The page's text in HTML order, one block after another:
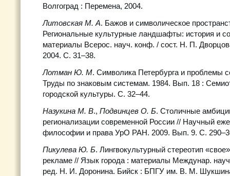
Волгоград : Перемена, 2004.
Литовская М. А. Бажов и символическое
Региональные культурные ландшафты: история и
материалы Всерос. науч. конф. / сост. Н. П.
2004. С. 31–38.
Лотман Ю. М. Символика Петербурга и проблемы
Труды по знаковым системам. 1984. Вып. 18 :
городской культуры. С. 32–44.
Назукина М. В., Подвинцев О. Б. Столичные
регионализации современной России // Научный
философии и права УрО РАН. 2009. Вып. 9. С.
Пикулева Ю. Б. Лингвокультурный стереотип
рекламе // Язык города : материалы Междунар.
ред. Н. И. Доронина. Бийск : БПГУ им. В. М.